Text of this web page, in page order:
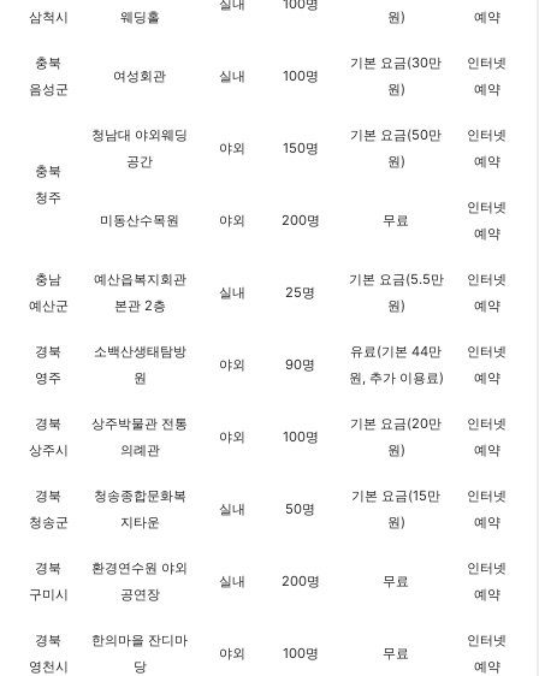
삼척시
웨딩홀
원)
예약
충북
음성군
여성회관 실내 100명
기본 요금(30만
원)
인터넷
예약
충북
청주
청남대 야외웨딩
공간
야외 150명
기본 요금(50만
원)
인터넷
예약
미동산수목원 야외 200명 무료
인터넷
예약
충남
예산군
예산읍복지회관
본관 2층
실내 25명
기본 요금(5.5만
원)
인터넷
예약
경북
영주
소백산생태탐방
원
야외 90명
유료(기본 44만
원, 추가 이용료)
인터넷
예약
경북
상주시
상주박물관 전통
의례관
야외 100명
기본 요금(20만
원)
인터넷
예약
경북
청송군
청송종합문화복
지타운
실내 50명
기본 요금(15만
원)
인터넷
예약
경북
구미시
환경연수원 야외
공연장
실내 200명 무료
인터넷
예약
경북
영천시
한의마을 잔디마
당
야외 100명 무료
인터넷
예약